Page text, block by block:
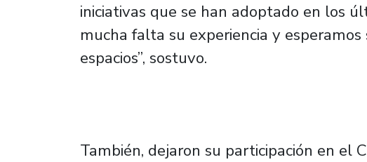
iniciativas que se han adoptado en los
mucha falta su experiencia y
espacios”, sostuvo.
También, dejaron su participación en el